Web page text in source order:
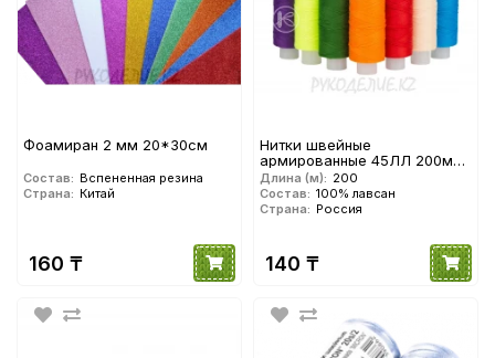
Фоамиран 2 мм 20*30см
Состав: Вспененная резина
Страна: Китай
160 ₸
Нитки швейные
армированные 45ЛЛ 200м
ПНК им. Кирова
Длина (м): 200
Состав: 100% лавсан
Страна: Россия
140 ₸